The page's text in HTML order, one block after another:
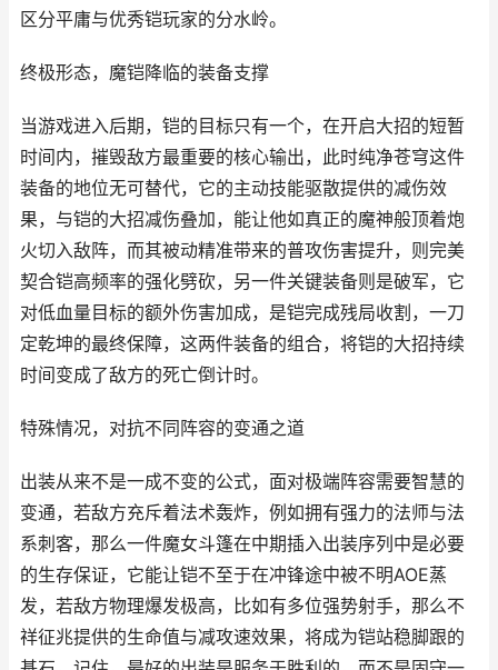
区分平庸与优秀铠玩家的分水岭。
终极形态，魔铠降临的装备支撑
当游戏进入后期，铠的目标只有一个，在开启大招的短暂
时间内，摧毁敌方最重要的核心输出，此时纯净苍穹这件
装备的地位无可替代，它的主动技能驱散提供的减伤效
果，与铠的大招减伤叠加，能让他如真正的魔神般顶着炮
火切入敌阵，而其被动精准带来的普攻伤害提升，则完美
契合铠高频率的强化劈砍，另一件关键装备则是破军，它
对低血量目标的额外伤害加成，是铠完成残局收割，一刀
定乾坤的最终保障，这两件装备的组合，将铠的大招持续
时间变成了敌方的死亡倒计时。
特殊情况，对抗不同阵容的变通之道
出装从来不是一成不变的公式，面对极端阵容需要智慧的
变通，若敌方充斥着法术轰炸，例如拥有强力的法师与法
系刺客，那么一件魔女斗篷在中期插入出装序列中是必要
的生存保证，它能让铠不至于在冲锋途中被不明AOE蒸
发，若敌方物理爆发极高，比如有多位强势射手，那么不
祥征兆提供的生命值与减攻速效果，将成为铠站稳脚跟的